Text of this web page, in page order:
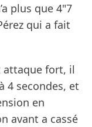
plus que 4"7
qui a fait
attaque fort, il
4 secondes, et
en
avant a cassé